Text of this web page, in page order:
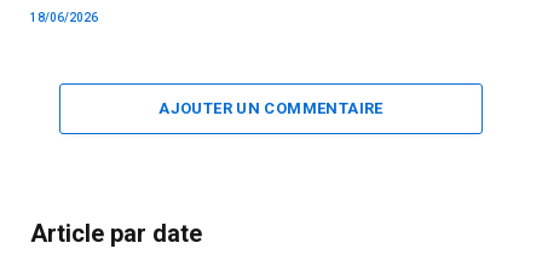
18/06/2026
AJOUTER UN COMMENTAIRE
Article par date